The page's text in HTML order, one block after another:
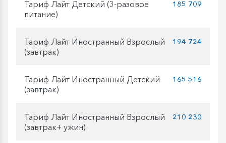
Тариф Лайт Детский (3-разовое
питание)
185 709
Тариф Лайт Иностранный Взрослый
(завтрак)
194 724
Тариф Лайт Иностранный Детский
(завтрак)
165 516
Тариф Лайт Иностранный Взрослый
(завтрак+ ужин)
210 230